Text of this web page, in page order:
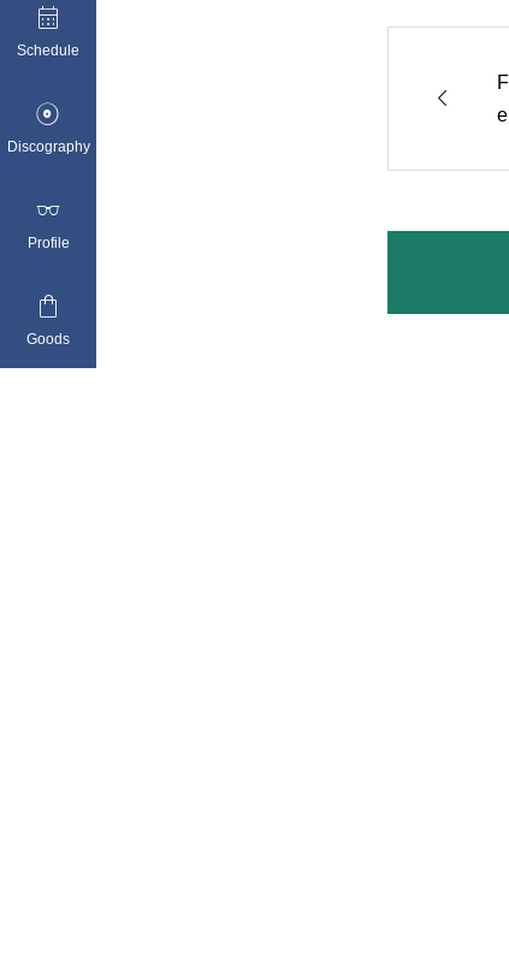


Schedule

Discography

Profile

Goods